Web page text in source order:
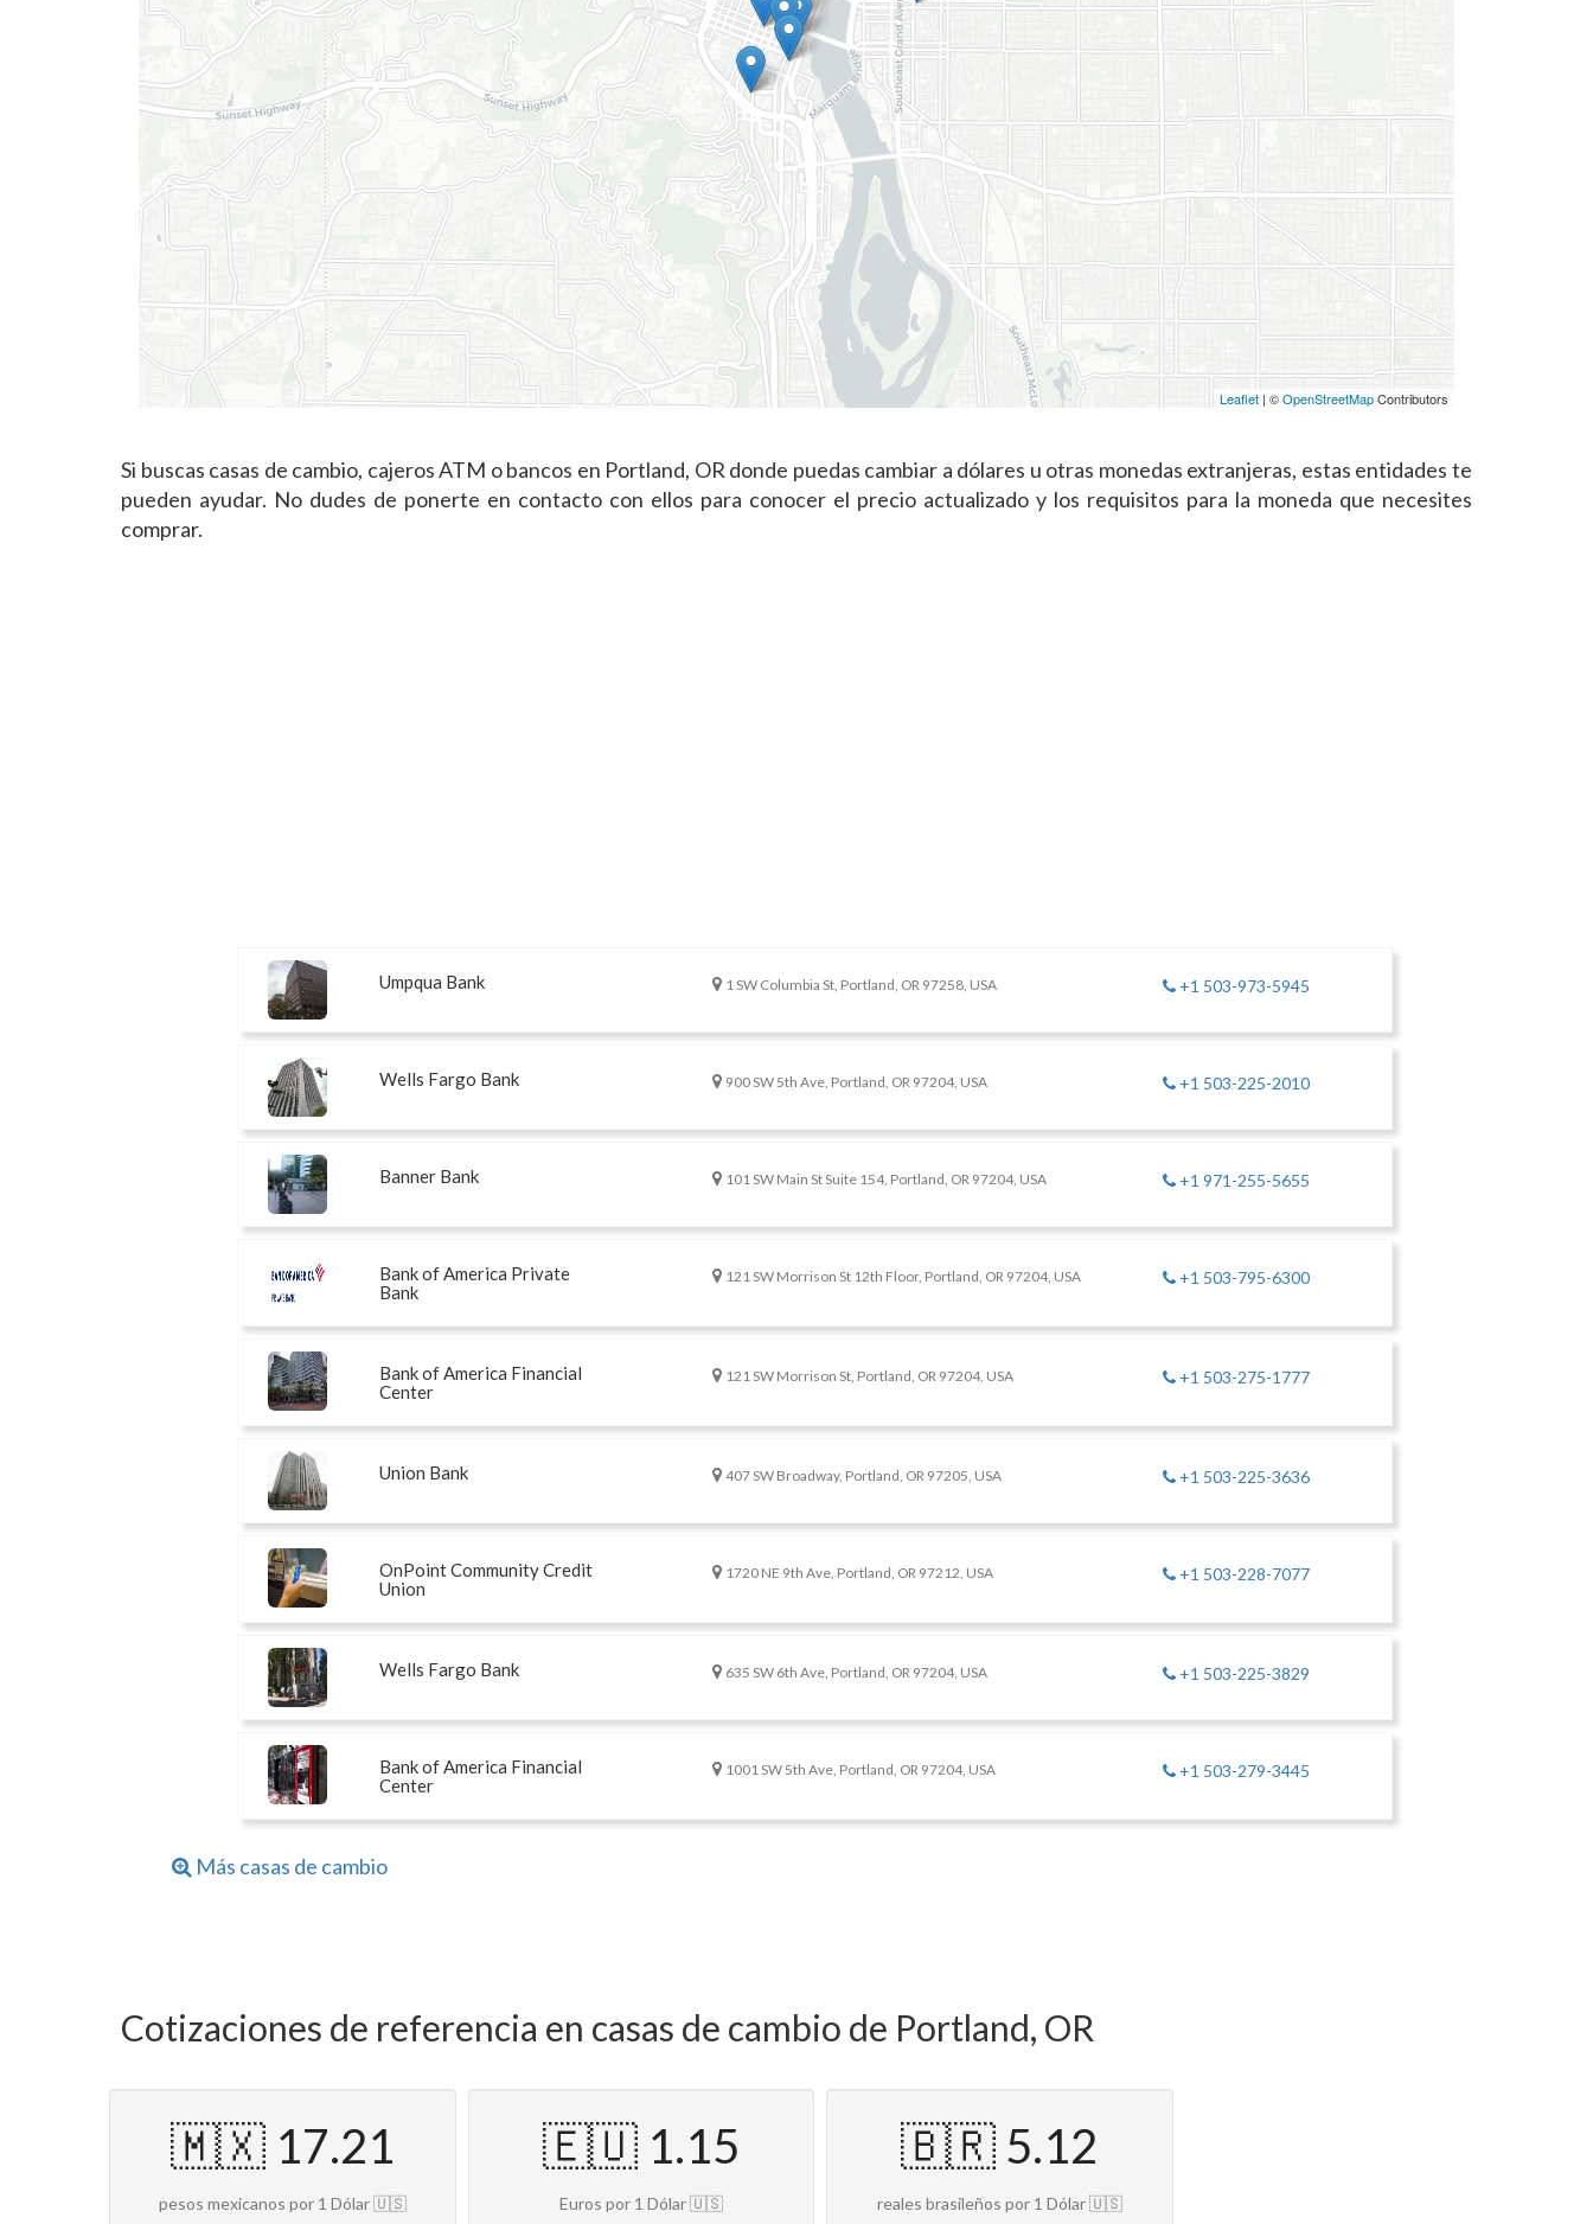
Leaflet | ©OpenStreetMapContributors
Si buscas casas de cambio, cajeros ATM o bancos en Portland, OR donde puedas cambiar a dólares u otras monedas extranjeras, estas entidades te
pueden ayudar. No dudes de ponerte en contacto con ellos para conocer el precio actualizado y los requisitos para la moneda que necesites
comprar.
Umpqua Bank 1 SW Columbia St, Portland, OR 97258, USA +1 503-973-5945
Wells Fargo Bank 900 SW 5th Ave, Portland, OR 97204, USA +1 503-225-2010
Banner Bank 101 SW Main St Suite 154, Portland, OR 97204, USA +1 971-255-5655
Bank of America Private
Bank
121 SW Morrison St 12th Floor, Portland, OR 97204, USA +1 503-795-6300
Bank of America Financial
Center
121 SW Morrison St, Portland, OR 97204, USA +1 503-275-1777
Union Bank 407 SW Broadway, Portland, OR 97205, USA +1 503-225-3636
OnPoint Community Credit
Union
1720 NE 9th Ave, Portland, OR 97212, USA +1 503-228-7077
Wells Fargo Bank 635 SW 6th Ave, Portland, OR 97204, USA +1 503-225-3829
Bank of America Financial
Center
1001 SW 5th Ave, Portland, OR 97204, USA +1 503-279-3445
Más casas de cambio
Cotizaciones de referencia en casas de cambio de Portland, OR
🇲🇽 17.21
pesos mexicanos por 1 Dólar 🇺🇸
🇪🇺 1.15
Euros por 1 Dólar 🇺🇸
🇧🇷 5.12
reales brasileños por 1 Dólar 🇺🇸